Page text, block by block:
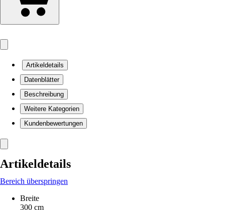
Artikeldetails
Datenblätter
Beschreibung
Weitere Kategorien
Kundenbewertungen
Artikeldetails
Bereich überspringen
Breite
300 cm